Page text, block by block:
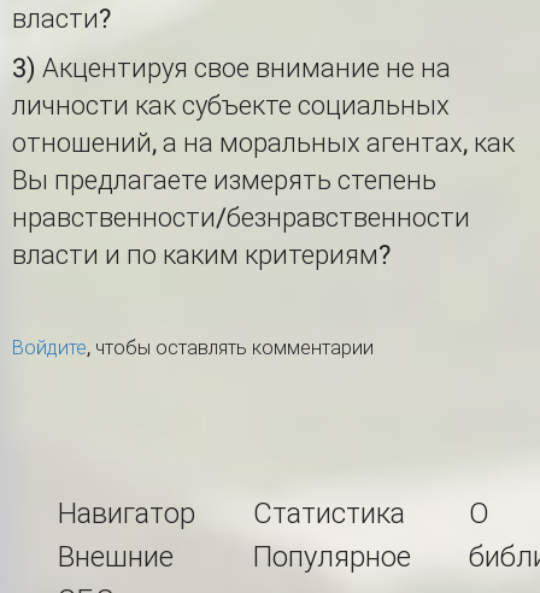
власти?
3) Акцентируя свое внимание не на
личности как субъекте социальных
отношений, а на моральных агентах, как
Вы предлагаете измерять степень
нравственности/безнравственности
власти и по каким критериям?
Войдите, чтобы оставлять комментарии
Навигатор
Внешние
Статистика
Популярное
О